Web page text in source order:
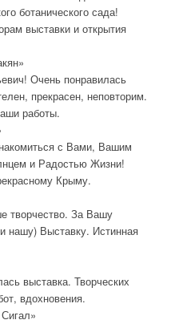
ботанического сада!
выставки и открытия
Очень понравилась
прекрасен, неповторим.
работы.
с Вами, Вашим
и Радостью Жизни!
Крыму.
творчество. За Вашу
нашу) Выставку. Истинная
выставка. Творческих
вдохновения.